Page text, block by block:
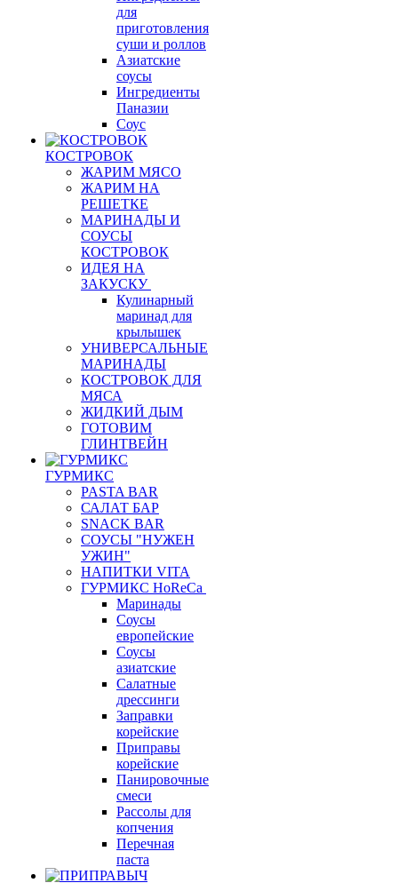
для
приготовления
суши и роллов
Азиатские
соусы
Ингредиенты
Паназии
Соус
КОСТРОВОК
ЖАРИМ МЯСО
ЖАРИМ НА
РЕШЕТКЕ
МАРИНАДЫ И
СОУСЫ
КОСТРОВОК
ИДЕЯ НА
ЗАКУСКУ
Кулинарный
маринад для
крылышек
УНИВЕРСАЛЬНЫЕ
МАРИНАДЫ
КОСТРОВОК ДЛЯ
МЯСА
ЖИДКИЙ ДЫМ
ГОТОВИМ
ГЛИНТВЕЙН
ГУРМИКС
PASTA BAR
САЛАТ БАР
SNACK BAR
СОУСЫ "НУЖЕН
УЖИН"
НАПИТКИ VITA
ГУРМИКС HoReCa
Маринады
Соусы
европейские
Соуcы
азиатские
Салатные
дрессинги
Заправки
корейские
Приправы
корейские
Панировочные
смеси
Рассолы для
копчения
Перечная
паста